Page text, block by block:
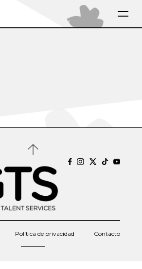
Política de privacidad Contacto